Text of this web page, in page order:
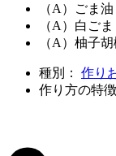
（A）ごま
（A）白ご
（A）柚子
種別： 作り
作り方の特徴